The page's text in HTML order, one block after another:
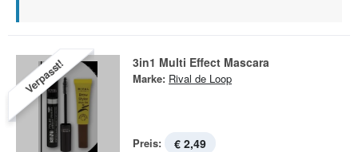
Verpasst! 3in1 Multi Effect Mascara
Marke: Rival de Loop
Preis: € 2,49